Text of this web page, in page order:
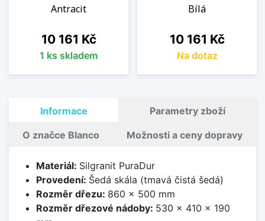
Antracit
Cena
10 161 Kč
1 ks skladem
Bílá
Cena
10 161 Kč
Na dotaz
Informace Parametry zboží
O značce Blanco Možnosti a ceny dopravy
Materiál: Silgranit PuraDur
Provedení: Šedá skála (tmavá čistá šedá)
Rozměr dřezu: 860 x 500 mm
Rozměr dřezové nádoby: 530 x 410 x 190